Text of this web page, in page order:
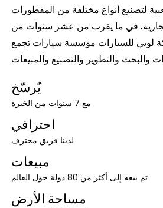
لتصنيع أنواع مختلفة من المقطورات
في ما يقرب من عشر سنوات من
لويي للسيارات مؤسسة سيارات تجمع
يٌرسّخ
مع 7 سنوات من الخبرة
احترافي
لدينا فريق محترف
مبيعات
تم بيعه إلى أكثر من 80 دولة حول العالم
مساحة الأرض